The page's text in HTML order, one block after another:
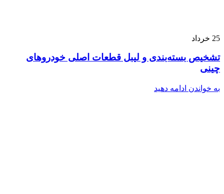
25 خرداد
تشخیص بسته‌بندی و لیبل قطعات اصلی خودروهای
چینی
به خواندن ادامه دهید